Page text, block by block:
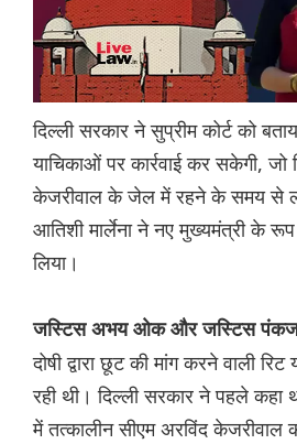
दिल्ली सरकार ने सुप्रीम कोर्ट को
याचिकाओं पर कार्रवाई कर सकेगी,
केजरीवाल के जेल में रहने के समय से
आतिशी मार्लेना ने नए मुख्यमंत्री के रूप
लिया।
जस्टिस अभय ओक और जस्टिस पंकज
दोषी द्वारा छूट की मांग करने वाली
रही थी। दिल्ली सरकार ने पहले कहा
में तत्कालीन सीएम अरविंद